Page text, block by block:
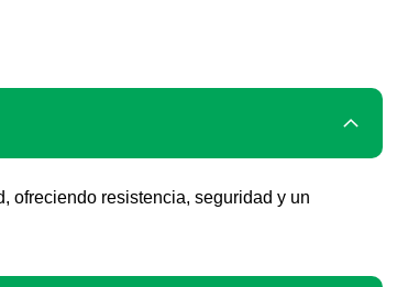
ofreciendo resistencia, seguridad y un